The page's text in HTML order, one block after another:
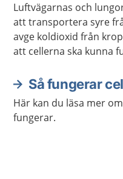
Luftvägarnas och
att transportera syre
avge koldioxid från
att cellerna ska kunna
Så fungerar
Här kan du läsa mer
fungerar.